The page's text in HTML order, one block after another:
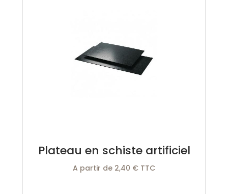
Plateau en schiste artificiel
A partir de 2,40 € TTC